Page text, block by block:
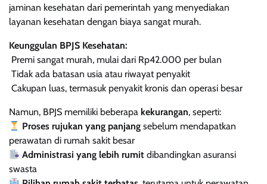
jaminan kesehatan dari pemerintah yang menyediakan
layanan kesehatan dengan biaya sangat murah.
Keunggulan BPJS Kesehatan:
Premi sangat murah, mulai dari Rp42.000 per bulan
Tidak ada batasan usia atau riwayat penyakit
Cakupan luas, termasuk penyakit kronis dan operasi besar
Namun, BPJS memiliki beberapa kekurangan, seperti:
Proses rujukan yang panjang sebelum mendapatkan
perawatan di rumah sakit besar
Administrasi yang lebih rumit dibandingkan asuransi
swasta